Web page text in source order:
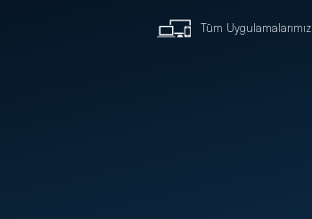
Tüm Uygulamalarımız